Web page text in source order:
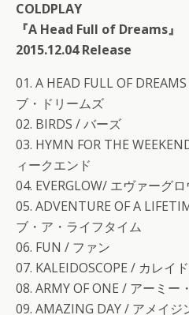
COLDPLAY
『A Head Full of Dreams』
2015.12.04 Release
01. A HEAD FULL OF
ブ・ドリームズ
02. BIRDS / バーズ
03. HYMN FOR THE
ィークエンド
04. EVERGLOW/ エヴァーグロ
05. ADVENTURE OF A
ブ・ア・ライフタイム
06. FUN / ファン
07. KALEIDOSCOPE / カレイ
08. ARMY OF ONE / アーミー
09. AMAZING DAY / アメイジ